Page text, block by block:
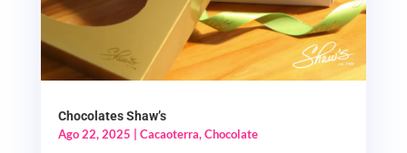
Chocolates Shaw’s
Ago 22, 2025
Cacaoterra,Chocolate